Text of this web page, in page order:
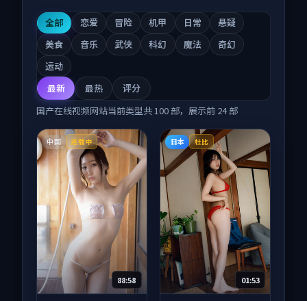
全部 恋爱 冒险 机甲 日常
悬疑
美食
音乐 武侠 科幻 魔法
奇幻
运动
最新
最热
评分
国产在线视频网站当前类型共100 部，展示前 24部
中国 连载中
88:58
日本 杜比
01:53